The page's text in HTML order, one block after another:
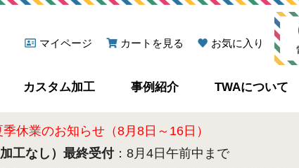
マイページ
カートを見る お気に入り
カスタム加工 事例紹介 TWAについて
季休業のお知らせ（8月8日～16日）
工なし）最終受付：8月4日午前中まで